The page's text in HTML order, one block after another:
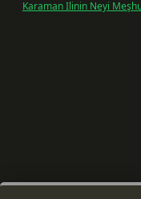
Karaman Ilinin Neyi